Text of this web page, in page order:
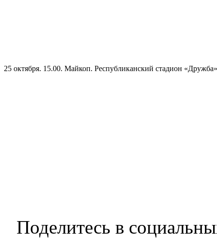
25 октября. 15.00. Майкоп. Республиканский стадион
Поделитесь в